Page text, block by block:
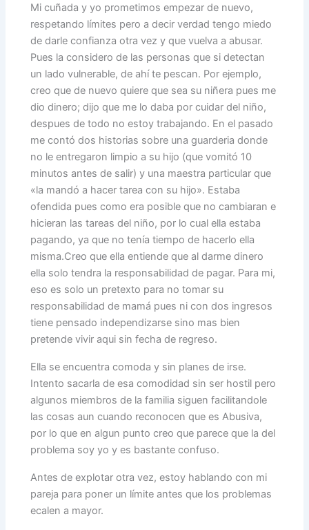
Mi cuñada y yo prometimos empezar de nuevo,
respetando límites pero a decir verdad tengo miedo
de darle confianza otra vez y que vuelva a abusar.
Pues la considero de las personas que si detectan
un lado vulnerable, de ahí te pescan. Por ejemplo,
creo que de nuevo quiere que sea su niñera pues me
dio dinero; dijo que me lo daba por cuidar del niño,
despues de todo no estoy trabajando. En el pasado
me contó dos historias sobre una guarderia donde
no le entregaron limpio a su hijo (que vomitó 10
minutos antes de salir) y una maestra particular que
«la mandó a hacer tarea con su hijo». Estaba
ofendida pues como era posible que no cambiaran e
hicieran las tareas del niño, por lo cual ella estaba
pagando, ya que no tenía tiempo de hacerlo ella
misma.Creo que ella entiende que al darme dinero
ella solo tendra la responsabilidad de pagar. Para mi,
eso es solo un pretexto para no tomar su
responsabilidad de mamá pues ni con dos ingresos
tiene pensado independizarse sino mas bien
pretende vivir aqui sin fecha de regreso.
Ella se encuentra comoda y sin planes de irse.
Intento sacarla de esa comodidad sin ser hostil pero
algunos miembros de la familia siguen facilitandole
las cosas aun cuando reconocen que es Abusiva,
por lo que en algun punto creo que parece que la del
problema soy yo y es bastante confuso.
Antes de explotar otra vez, estoy hablando con mi
pareja para poner un límite antes que los problemas
ecalen a mayor.